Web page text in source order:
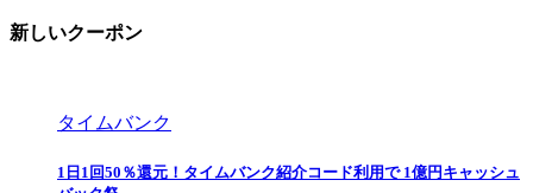
新しいクーポン
タイムバンク
1日1回50％還元！タイムバンク紹介コード利用で 1億円キャッシュ